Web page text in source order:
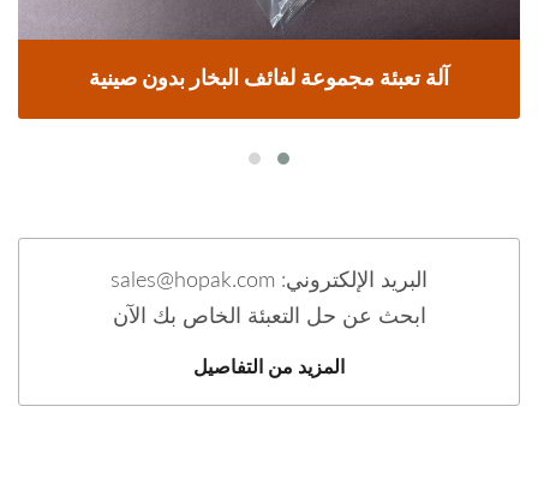
آلة تعبئة مجموعة لفائف البخار بدون صينية
البريد الإلكتروني: sales@hopak.com
ابحث عن حل التعبئة الخاص بك الآن
المزيد من التفاصيل